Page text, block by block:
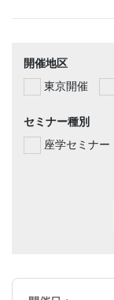
開催地区
東京開催
セミナー種別
座学セミナー